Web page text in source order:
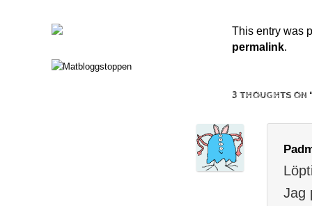
This entry was
permalink.
3 THOUGHTS ON
Jag